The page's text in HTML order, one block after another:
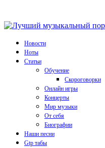
Новости
Ноты
Статьи
Обучение
Скороговорки
Онлайн игры
Концерты
Мир музыки
От себя
Биографии
Наши песни
Gtp табы